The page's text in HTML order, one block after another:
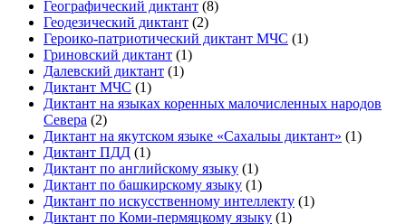
Географический диктант (8)
Геодезический диктант (2)
Героико-патриотический диктант МЧС (1)
Гриновский диктант (1)
Далевский диктант (1)
Диктант МЧС (1)
Диктант на языках коренных малочисленных народов
Севера (2)
Диктант на якутском языке «Сахалыы диктант» (1)
Диктант ПДД (1)
Диктант по английскому языку (1)
Диктант по башкирскому языку (1)
Диктант по искусственному интеллекту (1)
Диктант по Коми-пермяцкому языку (1)